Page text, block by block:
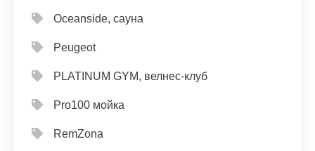
Oceanside, сауна
Peugeot
PLATINUM GYM, велнес-клуб
Pro100 мойка
RemZona